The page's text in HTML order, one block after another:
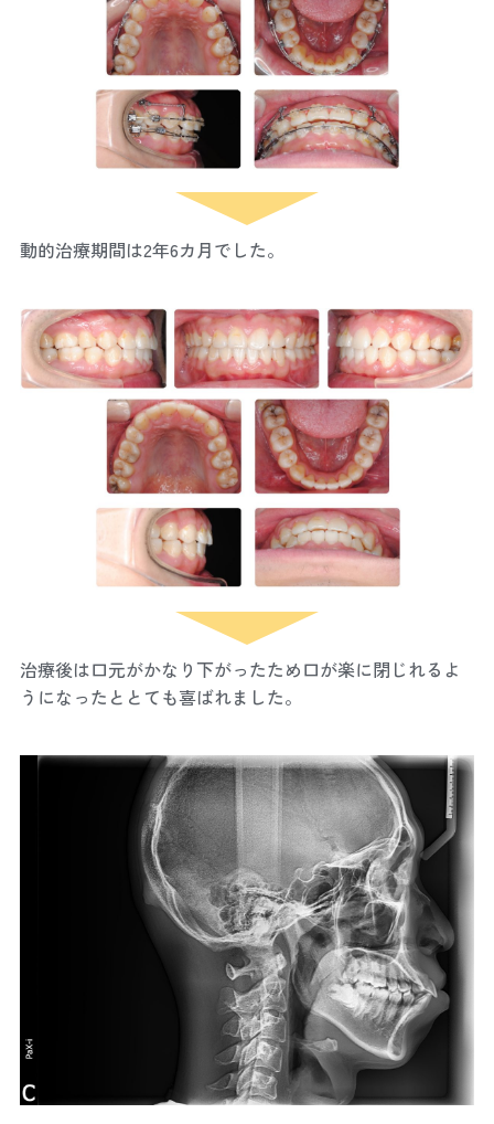
動的治療期間は2年6カ月でした。
治療後は口元がかなり下がったため口が楽に閉じれるよ
うになったととても喜ばれました。